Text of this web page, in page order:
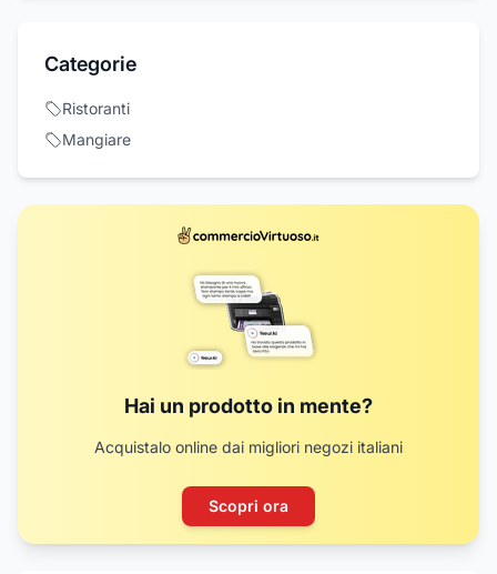
Categorie
Ristoranti
Mangiare
Hai un prodotto in mente?
Acquistalo online dai migliori negozi italiani
Scopri ora